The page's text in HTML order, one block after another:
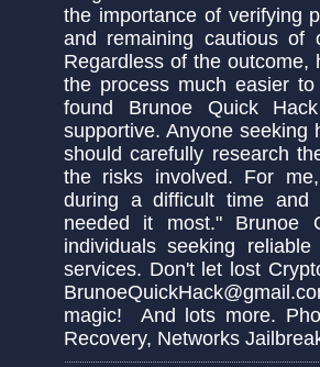
the importance of verifying
and remaining cautious
Regardless of the outcome,
the process much easier
found Brunoe Quick
supportive. Anyone seeking
should carefully research
the risks involved. For
during a difficult time and
needed it most." Brunoe
individuals seeking
services. Don't let lost
magic! And lots more.
Recovery, Networks